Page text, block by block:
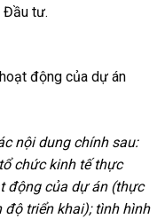
Đầu tư.
động của dự án
nội dung chính sau:
chức kinh tế thực
động của dự án (thực
độ triển khai); tình hình